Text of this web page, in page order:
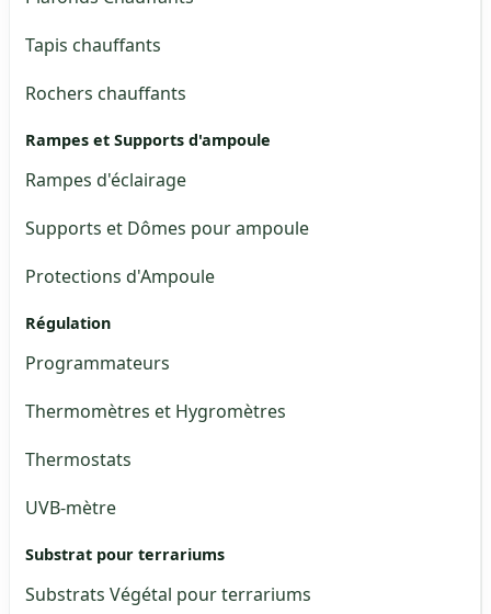
Tapis chauffants
Rochers chauffants
Rampes et Supports d'ampoule
Rampes d'éclairage
Supports et Dômes pour ampoule
Protections d'Ampoule
Régulation
Programmateurs
Thermomètres et Hygromètres
Thermostats
UVB-mètre
Substrat pour terrariums
Substrats Végétal pour terrariums